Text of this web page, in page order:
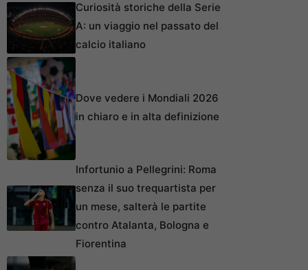
Curiosità storiche della Serie
A: un viaggio nel passato del
calcio italiano
Dove vedere i Mondiali 2026
in chiaro e in alta definizione
Infortunio a Pellegrini: Roma
senza il suo trequartista per
un mese, salterà le partite
contro Atalanta, Bologna e
Fiorentina